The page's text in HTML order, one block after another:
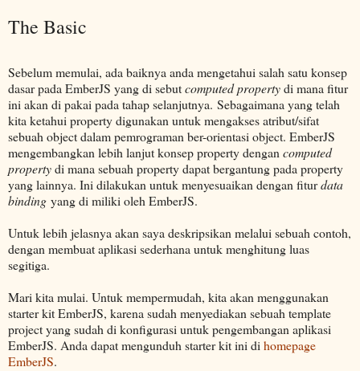
The Basic
Sebelum memulai, ada baiknya anda mengetahui salah satu konsep
dasar pada EmberJS yang di sebutcomputed propertydi mana fitur
ini akan di pakai pada tahap selanjutnya. Sebagaimana yang telah
kita ketahui property digunakan untuk mengakses atribut/sifat
sebuah object dalam pemrograman ber-orientasi object. EmberJS
mengembangkan lebih lanjut konsep property dengan computed
propertydi mana sebuah property dapat bergantung pada property
yang lainnya. Ini dilakukan untuk menyesuaikan dengan fiturdata
binding yang di miliki oleh EmberJS.
Untuk lebih jelasnya akan saya deskripsikan melalui sebuah contoh,
dengan membuat aplikasi sederhana untuk menghitung luas
segitiga.
Mari kita mulai. Untuk mempermudah, kita akan menggunakan
starter kit EmberJS, karena sudah menyediakan sebuah template
project yang sudah di konfigurasi untuk pengembangan aplikasi
EmberJS. Anda dapat mengunduh starter kit ini di homepage
EmberJS.